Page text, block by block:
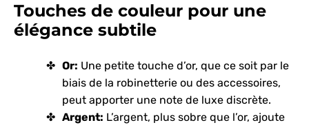
Touches de couleur pour une
élégance subtile
Or: Une petite touche d’or, que ce soit par le
biais de la robinetterie ou des accessoires,
peut apporter une note de luxe discrète.
Argent: L’argent, plus sobre que l’or, ajoute